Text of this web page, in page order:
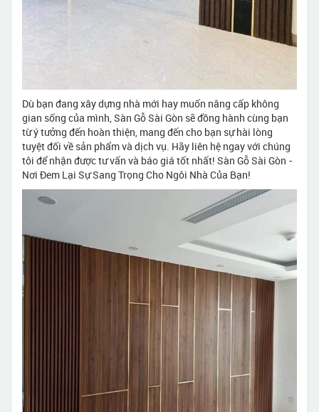
Dù bạn đang xây dựng nhà mới hay muốn nâng cấp không
gian sống của mình, Sàn Gỗ Sài Gòn sẽ đồng hành cùng bạn
từ ý tưởng đến hoàn thiện, mang đến cho bạn sự hài lòng
tuyệt đối về sản phẩm và dịch vụ. Hãy liên hệ ngay với chúng
tôi để nhận được tư vấn và báo giá tốt nhất! Sàn Gỗ Sài Gòn -
Nơi Đem Lại Sự Sang Trọng Cho Ngôi Nhà Của Bạn!